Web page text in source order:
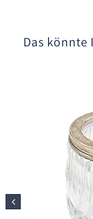
Das könnte